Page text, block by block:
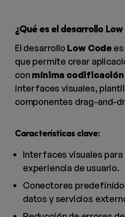
¿Qué es el desarrollo Low
El desarrollo Low Code
que permite crear
con mínima codificación
interfaces visuales,
componentes drag-and-
Características clave:
Interfaces visuales para
experiencia de usuario.
Conectores
datos y servicios